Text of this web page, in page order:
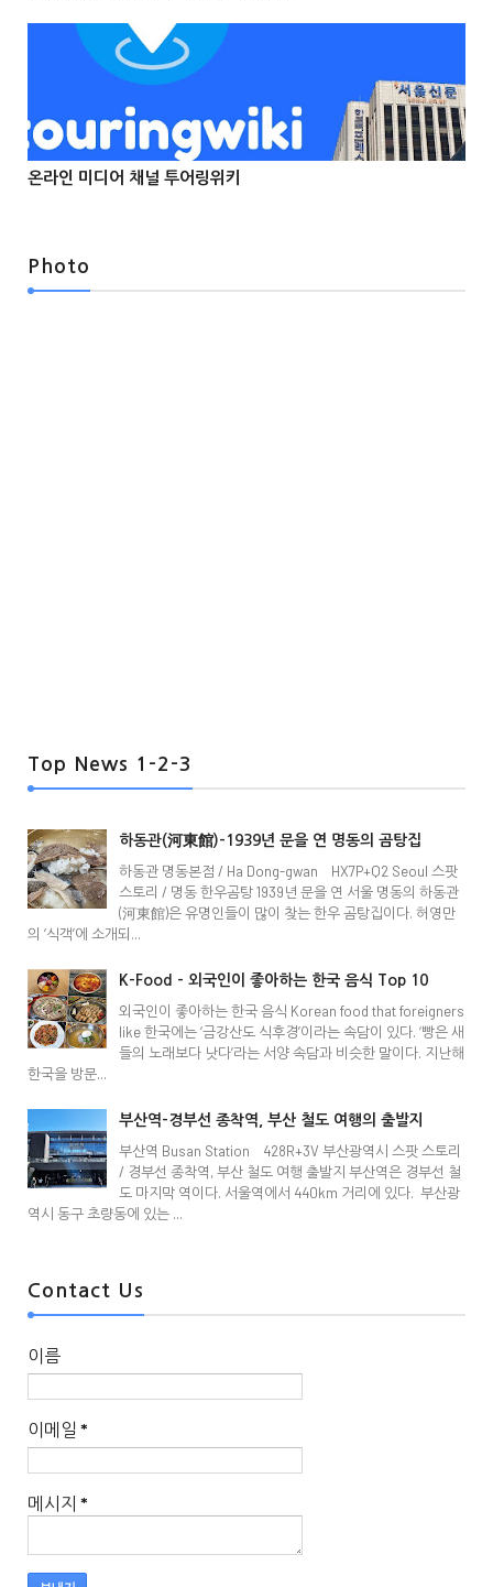
 

온라인 미디어 채널 투어링위키
Photo
Top News 1-2-3
하동관(河東館)-1939년 문을 연 명동의 곰탕집
하동관 명동본점 / Ha Dong-gwan HX7P+Q2 Seoul 스팟
스토리 / 명동 한우곰탕 1939년 문을 연 서울 명동의 하동관
(河東館)은 유명인들이 많이 찾는 한우 곰탕집이다. 허영만
의 ‘식객’에 소개되...
K-Food - 외국인이 좋아하는 한국 음식 Top 10
외국인이 좋아하는 한국 음식 Korean food that foreigners
like 한국에는 ‘금강산도 식후경’이라는 속담이 있다. ‘빵은 새
들의 노래보다 낫다’라는 서양 속담과 비슷한 말이다. 지난해
한국을 방문...
부산역-경부선 종착역, 부산 철도 여행의 출발지
부산역 Busan Station 428R+3V 부산광역시 스팟 스토리
/ 경부선 종착역, 부산 철도 여행 출발지 부산역은 경부선 철
도 마지막 역이다. 서울역에서 440km 거리에 있다. 부산광
역시 동구 초량동에 있는 ...
Contact Us
이름
이메일 *
메시지 *